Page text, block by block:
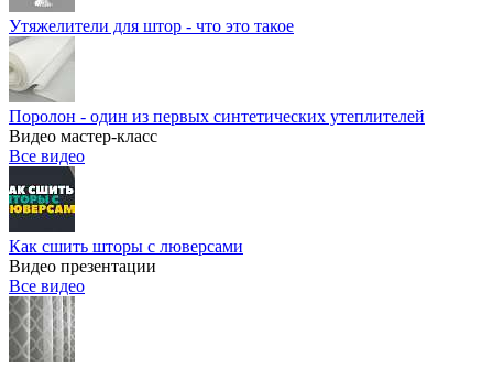
Утяжелители для штор - что это такое
Поролон - один из первых синтетических утеплителей
Видео мастер-класс
Все видео
Как сшить шторы с люверсами
Видео презентации
Все видео